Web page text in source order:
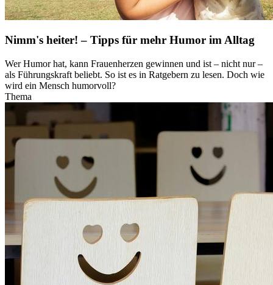
Nimm's heiter! – Tipps für mehr Humor im Alltag
Wer Humor hat, kann Frauenherzen gewinnen und ist – nicht nur –
als Führungskraft beliebt. So ist es in Ratgebern zu lesen. Doch wie
wird ein Mensch humorvoll?
Thema